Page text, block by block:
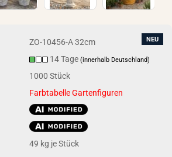
NEU
ZO-10456-A 32cm
14 Tage(innerhalb Deutschland)
1000Stück
Farbtabelle Gartenfiguren
49 kg je Stück